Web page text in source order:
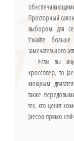
Просторный
выбором для
Узнайте
замечательного
Если вы
кроссовер, то
мощным
также
тех, кто ценит
Jaecoo прямо